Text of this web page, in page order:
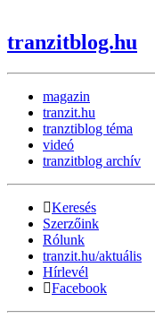
tranzitblog.hu
magazin
tranzit.hu
tranztiblog téma
videó
tranzitblog archív
Keresés
Szerzőink
Rólunk
tranzit.hu/aktuális
Hírlevél
Facebook